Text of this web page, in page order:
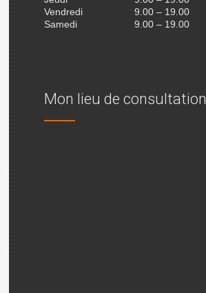
Vendredi
9.00 – 19.00
Samedi
9.00 – 19.00
Mon lieu de consultation